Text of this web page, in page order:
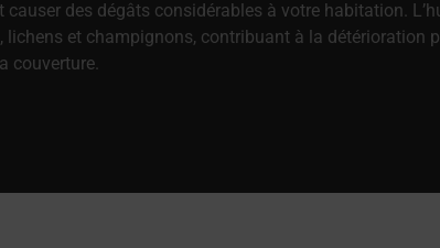
des dégâts considérables à votre habitation.
et champignons, contribuant à la détérioration
couverture.